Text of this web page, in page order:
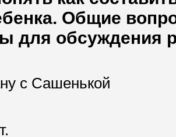
Общие
для обсуждения
с Сашенькой